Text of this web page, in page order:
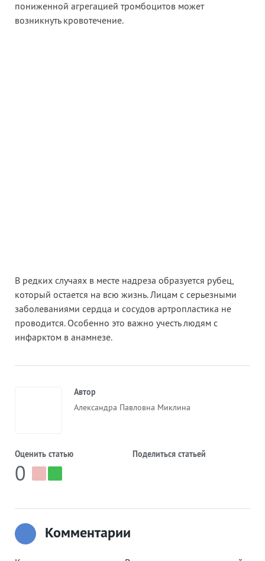
пониженной агрегацией тромбоцитов может
возникнуть кровотечение.
В редких случаях в месте надреза образуется рубец,
который остается на всю жизнь. Лицам с серьезными
заболеваниями сердца и сосудов артропластика не
проводится. Особенно это важно учесть людям с
инфарктом в анамнезе.
Автор
Александра Павловна Миклина
Оценить статью
0
Поделиться статьей
Комментарии